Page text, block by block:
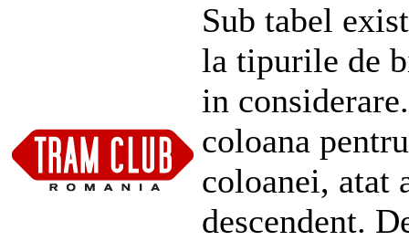
Sub tabel
la tipurile de
in
coloana
coloanei, atat
descendent.